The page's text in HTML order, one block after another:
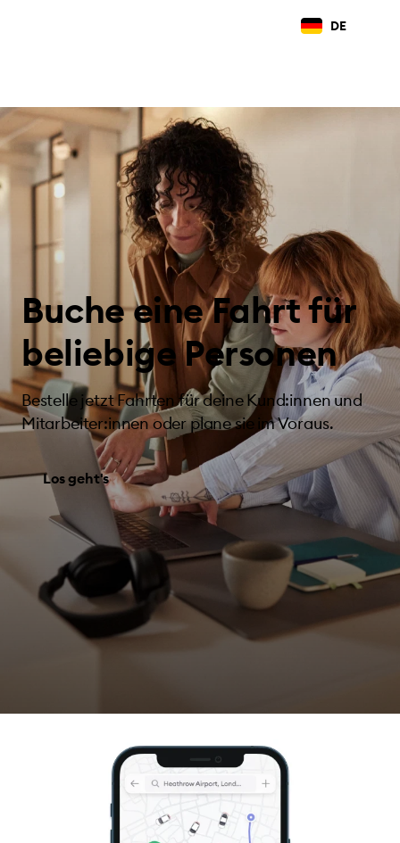
DE
Buche eine Fahrt für
beliebige Personen
Bestelle jetzt Fahrten für deine Kund:innen und
Mitarbeiter:innen oder plane sie im Voraus.
Los geht's